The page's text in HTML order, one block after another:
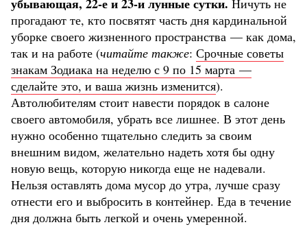
убывающая, 22-е и 23-и лунные сутки. Ничуть не
прогадают те, кто посвятят часть дня кардинальной
уборке своего жизненного пространства — как дома,
так и на работе (читайте также: Срочные советы
знакам Зодиака на неделю с 9 по 15 марта —
сделайте это, и ваша жизнь изменится).
Автолюбителям стоит навести порядок в салоне
своего автомобиля, убрать все лишнее. В этот день
нужно особенно тщательно следить за своим
внешним видом, желательно надеть хотя бы одну
новую вещь, которую никогда еще не надевали.
Нельзя оставлять дома мусор до утра, лучше сразу
отнести его и выбросить в контейнер. Еда в течение
дня должна быть легкой и очень умеренной.